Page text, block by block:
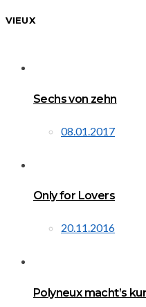
VIEUX
Sechs von zehn
08.01.2017
Only for Lovers
20.11.2016
Polyneux macht’s